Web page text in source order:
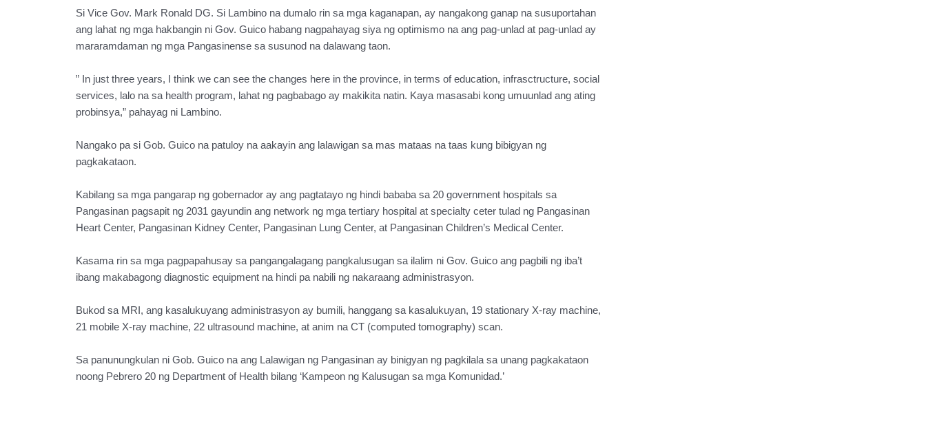
Si Vice Gov. Mark Ronald DG. Si Lambino na dumalo rin sa mga kaganapan, ay nangakong ganap na susuportahan
ang lahat ng mga hakbangin ni Gov. Guico habang nagpahayag siya ng optimismo na ang pag-unlad at pag-unlad ay
mararamdaman ng mga Pangasinense sa susunod na dalawang taon.
” In just three years, I think we can see the changes here in the province, in terms of education, infrasctructure, social
services, lalo na sa health program, lahat ng pagbabago ay makikita natin. Kaya masasabi kong umuunlad ang ating
probinsya,” pahayag ni Lambino.
Nangako pa si Gob. Guico na patuloy na aakayin ang lalawigan sa mas mataas na taas kung bibigyan ng
pagkakataon.
Kabilang sa mga pangarap ng gobernador ay ang pagtatayo ng hindi bababa sa 20 government hospitals sa
Pangasinan pagsapit ng 2031 gayundin ang network ng mga tertiary hospital at specialty ceter tulad ng Pangasinan
Heart Center, Pangasinan Kidney Center, Pangasinan Lung Center, at Pangasinan Children’s Medical Center.
Kasama rin sa mga pagpapahusay sa pangangalagang pangkalusugan sa ilalim ni Gov. Guico ang pagbili ng iba’t
ibang makabagong diagnostic equipment na hindi pa nabili ng nakaraang administrasyon.
Bukod sa MRI, ang kasalukuyang administrasyon ay bumili, hanggang sa kasalukuyan, 19 stationary X-ray machine,
21 mobile X-ray machine, 22 ultrasound machine, at anim na CT (computed tomography) scan.
Sa panunungkulan ni Gob. Guico na ang Lalawigan ng Pangasinan ay binigyan ng pagkilala sa unang pagkakataon
noong Pebrero 20 ng Department of Health bilang ‘Kampeon ng Kalusugan sa mga Komunidad.’